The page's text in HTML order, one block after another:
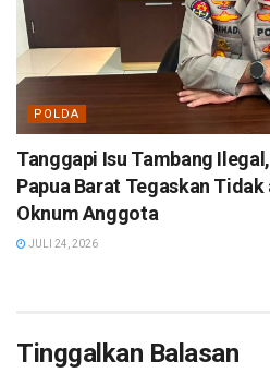
POLDA
Tanggapi Isu Tambang
Papua Barat Tegaskan
Oknum Anggota
JULI 24, 2026
Tinggalkan Balasan